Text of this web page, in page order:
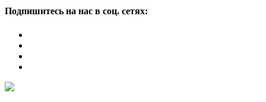
Подпишитесь на нас в соц. сетях: